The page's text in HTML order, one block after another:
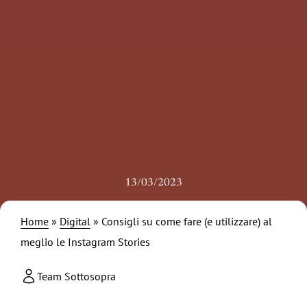
13/03/2023
Home » Digital » Consigli su come fare (e utilizzare) al
meglio le Instagram Stories
Team Sottosopra